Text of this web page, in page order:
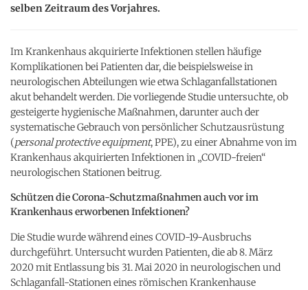
selben Zeitraum des Vorjahres.
Im Krankenhaus akquirierte Infektionen stellen häufige
Komplikationen bei Patienten dar, die beispielsweise in
neurologischen Abteilungen wie etwa Schlaganfallstationen
akut behandelt werden. Die vorliegende Studie untersuchte, ob
gesteigerte hygienische Maßnahmen, darunter auch der
systematische Gebrauch von persönlicher Schutzausrüstung
(personal protective equipment, PPE), zu einer Abnahme von im
Krankenhaus akquirierten Infektionen in „COVID-freien“
neurologischen Stationen beitrug.
Schützen die Corona-Schutzmaßnahmen auch vor im
Krankenhaus erworbenen Infektionen?
Die Studie wurde während eines COVID-19-Ausbruchs
durchgeführt. Untersucht wurden Patienten, die ab 8. März
2020 mit Entlassung bis 31. Mai 2020 in neurologischen und
Schlaganfall-Stationen eines römischen Krankenhause